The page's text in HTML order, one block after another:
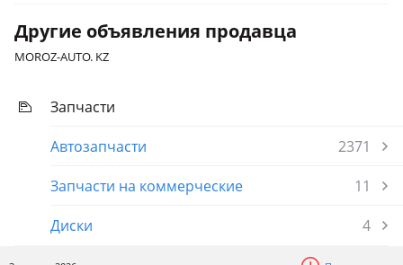
Другие объявления продавца
MOROZ-AUTO. KZ
Запчасти
Автозапчасти
2371
Запчасти на коммерческие
11
Диски
4